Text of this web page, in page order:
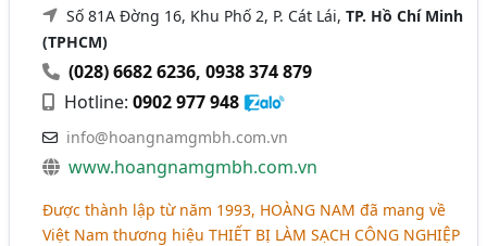
Số 81A Đờng 16, Khu Phố 2, P. Cát Lái,TP. Hồ Chí Minh
(TPHCM)
(028) 6682 6236,0938 374 879
Hotline:0902 977 948
info@hoangnamgmbh.com.vn
www.hoangnamgmbh.com.vn
Được thành lập từ năm 1993, HOÀNG NAM đã mang về
Việt Nam thương hiệuTHIẾT BỊ LÀM SẠCH CÔNG NGHIỆP